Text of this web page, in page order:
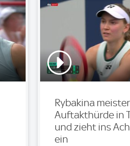
Rybakina
Auftakthürde in
und zieht ins
ein